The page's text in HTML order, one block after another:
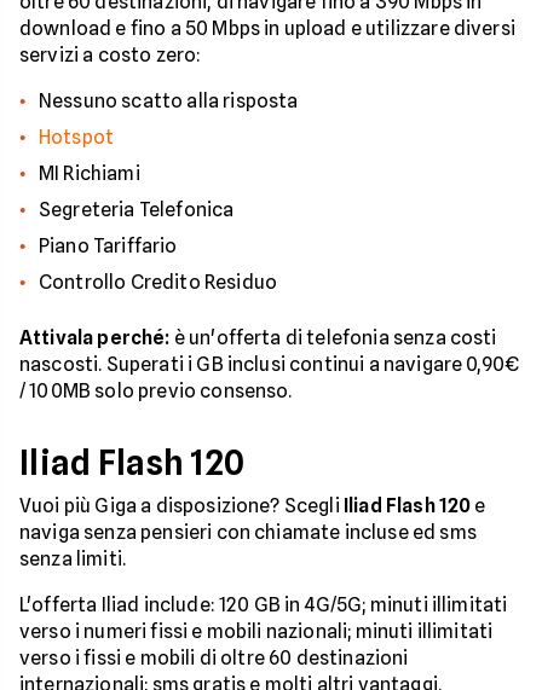
download e fino a 50 Mbps in upload e utilizzare diversi
servizi a costo zero:
Nessuno scatto alla risposta
Hotspot
MI Richiami
Segreteria Telefonica
Piano Tariffario
Controllo Credito Residuo
Attivala perché: è un'offerta di telefonia senza costi
nascosti. Superati i GB inclusi continui a navigare 0,90€
/ 100MB solo previo consenso.
Iliad Flash 120
Vuoi più Giga a disposizione? Scegli Iliad Flash 120 e
naviga senza pensieri con chiamate incluse ed sms
senza limiti.
L'offerta Iliad include: 120 GB in 4G/5G; minuti illimitati
verso i numeri fissi e mobili nazionali; minuti illimitati
verso i fissi e mobili di oltre 60 destinazioni
internazionali; sms gratis e molti altri vantaggi.